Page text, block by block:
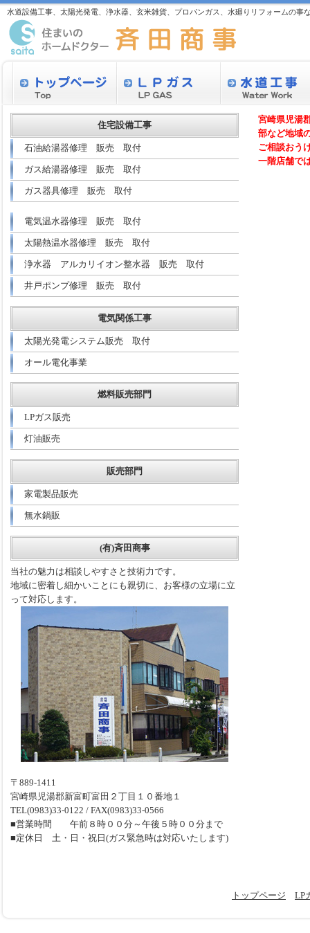
水道設備工事、太陽光発電、浄水器、玄米雑貨、プロパンガス、水廻りリフォームの事
宮崎県児湯
部など地域
ご相談おう
一階店舗で
住宅設備工事
石油給湯器修理 販売 取付
ガス給湯器修理 販売 取付
ガス器具修理 販売 取付
電気温水器修理 販売 取付
太陽熱温水器修理 販売 取付
浄水器 アルカリイオン整水器 販売 取付
井戸ポンプ修理 販売 取付
電気関係工事
太陽光発電システム販売 取付
オール電化事業
燃料販売部門
LPガス販売
灯油販売
販売部門
家電製品販売
無水鍋販
(有)斉田商事
当社の魅力は相談しやすさと技術力です。
地域に密着し細かいことにも親切に、お客様の立場に立
って対応します。
〒889-1411
宮崎県児湯郡新富町富田２丁目１０番地１
TEL(0983)33-0122 / FAX(0983)33-0566
■営業時間 午前８時００分～午後５時００分まで
■定休日 土・日・祝日(ガス緊急時は対応いたします)
トップページ LP